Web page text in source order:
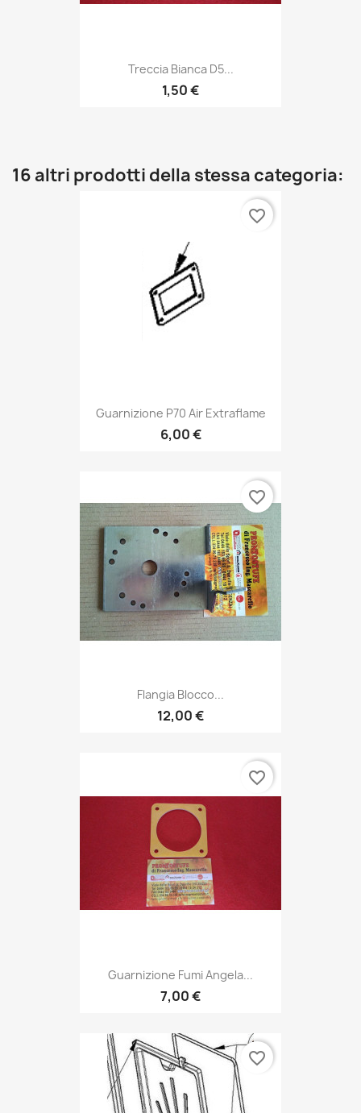
Treccia Bianca D5...
1,50 €
16 altri prodotti della stessa categoria:
Guarnizione P70 Air Extraflame
6,00 €
favorite_border
Flangia Blocco...
12,00 €
favorite_border
Guarnizione Fumi Angela...
7,00 €
favorite_border
favorite_border